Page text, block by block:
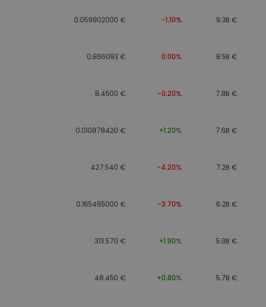
0.059902000 € -1.10% 9.3B €
0.866093 € 0.00% 8.5B €
8.4500 € -0.20% 7.8B €
0.010878420 € +1.20% 7.6B €
427.540 € -4.20% 7.2B €
0.165465000 € -3.70% 6.2B €
313.570 € +1.90% 5.9B €
48.450 € +0.80% 5.7B €